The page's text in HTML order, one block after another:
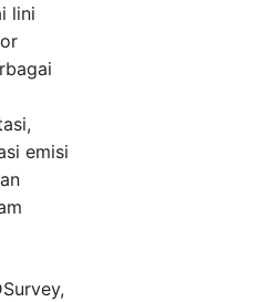
lini
emisi